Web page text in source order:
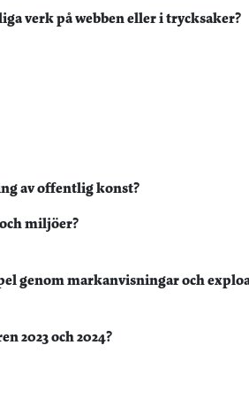
verk på webben eller i trycksaker?
av offentlig konst?
miljöer?
genom markanvisningar och
2023 och 2024?